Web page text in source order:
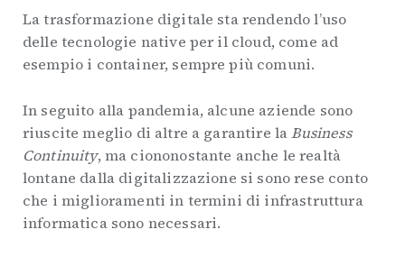
La trasformazione digitale sta rendendo l’uso
delle tecnologie native per il cloud, come ad
esempio i container, sempre più comuni.
In seguito alla pandemia, alcune aziende sono
riuscite meglio di altre a garantire laBusiness
Continuity, ma ciononostante anche le realtà
lontane dalla digitalizzazione si sono rese conto
che i miglioramenti in termini di infrastruttura
informatica sono necessari.